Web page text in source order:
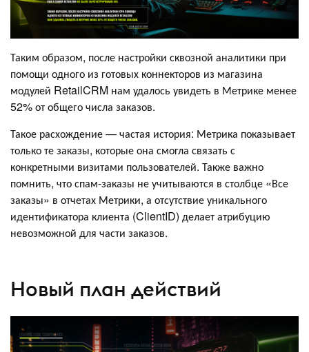
Таким образом, после настройки сквозной аналитики при
помощи одного из готовых коннекторов из магазина
модулей RetailCRM нам удалось увидеть в Метрике менее
52% от общего числа заказов.
Такое расхождение — частая история: Метрика показывает
только те заказы, которые она смогла связать с
конкретными визитами пользователей. Также важно
помнить, что спам-заказы не учитываются в столбце «Все
заказы» в отчетах Метрики, а отсутствие уникального
идентификатора клиента (ClientID) делает атрибуцию
невозможной для части заказов.
Новый план действий